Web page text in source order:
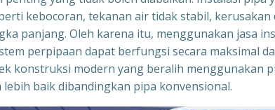
kebocoran, tekanan air tidak stabil,
panjang. Oleh karena itu, menggunakan jasa
perpipaan dapat berfungsi secara maksimal
konstruksi modern yang beralih menggunakan
lebih baik dibandingkan pipa konvensional.